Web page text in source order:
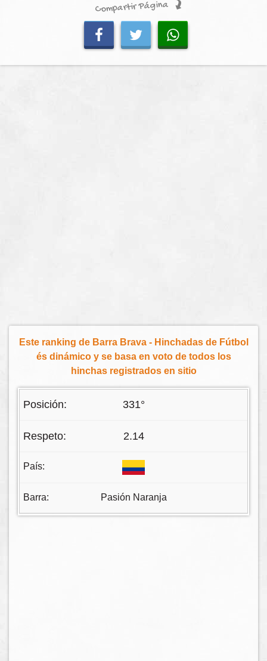
Compartir Página
Este ranking de Barra Brava - Hinchadas de Fútbol
és dinámico y se basa en voto de todos los
hinchas registrados en sitio
331°
2.14
Pasión Naranja